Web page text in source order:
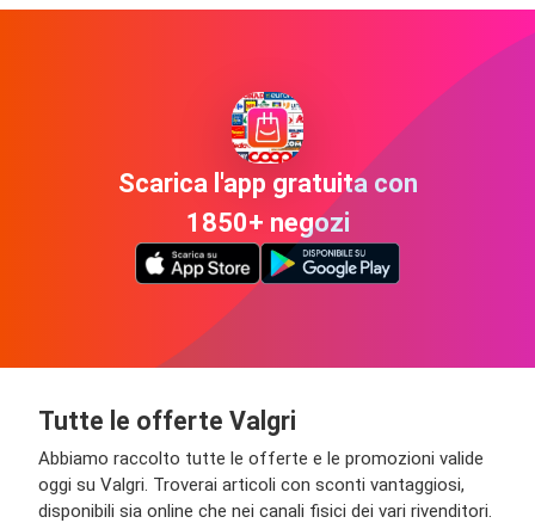
Scarica l'app gratuita con
1850+ negozi
Tutte le offerte Valgri
Abbiamo raccolto tutte le offerte e le promozioni valide
oggi su Valgri. Troverai articoli con sconti vantaggiosi,
disponibili sia online che nei canali fisici dei vari rivenditori.